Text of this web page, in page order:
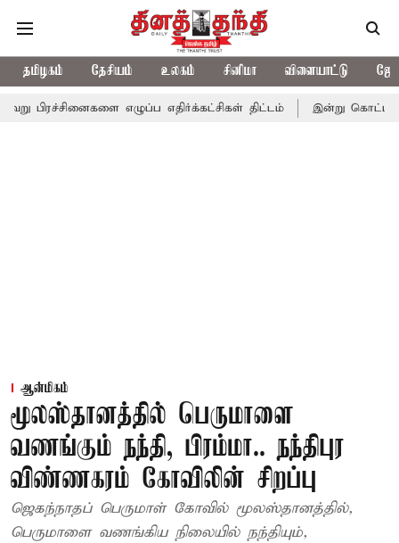
தமிழகம் தேசியம் உலகம் சினிமா விளையாட்டு
எழுப்ப எதிர்க்கட்சிகள் திட்டம் இன்று கொட்டப்போகும்
ஆன்மிகம்
மூலஸ்தானத்தில் பெருமாளை
வணங்கும் நந்தி, பிரம்மா.. நந்திபுர
விண்ணகரம் கோவிலின் சிறப்பு
ஜெகந்நாதப் பெருமாள் கோவில் மூலஸ்தானத்தில்,
பெருமாளை வணங்கிய நிலையில் நந்தியும்,